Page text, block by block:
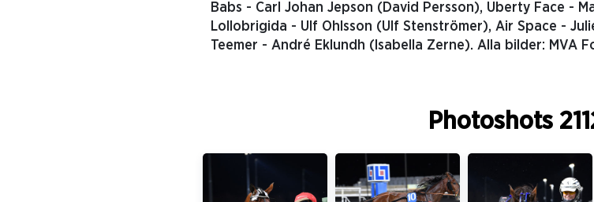
Babs - Carl Johan Jepson (David Persson), Uberty Face -
Lollobrigida - Ulf Ohlsson (Ulf Stenströmer), Air Space -
Teemer - André Eklundh (Isabella Zerne). Alla bilder: MVA
Photoshots